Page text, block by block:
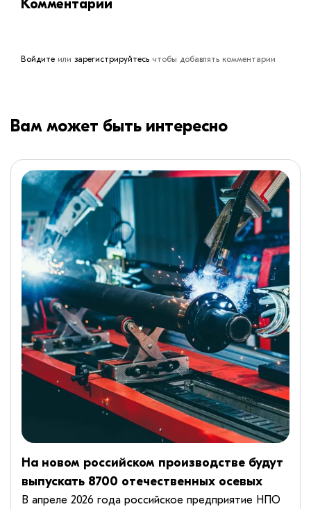
Комментарии
Войдите или зарегистрируйтесь чтобы добавлять комментарии
Вам может быть интересно
На новом российском производстве будут
выпускать 8700 отечественных осевых
агрегатов в год
В апреле 2026 года российское предприятие НПО